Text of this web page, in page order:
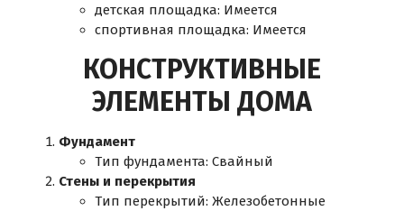
детская площадка: Имеется
спортивная площадка: Имеется
КОНСТРУКТИВНЫЕ
ЭЛЕМЕНТЫ ДОМА
Фундамент
Тип фундамента: Свайный
Стены и перекрытия
Тип перекрытий: Железобетонные